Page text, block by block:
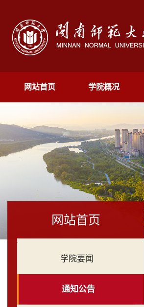
网站首页 学院概况
网站首页
.
学院要闻
通知公告